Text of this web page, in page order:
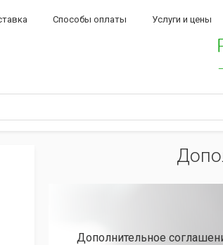
Способы оплаты Услуги и цены
Дополнительное